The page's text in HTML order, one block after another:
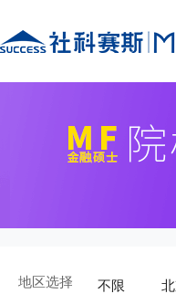
地区选择 不限